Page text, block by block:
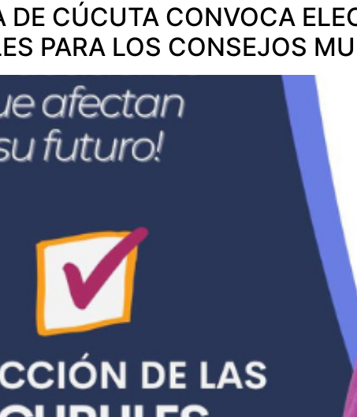
DE CÚCUTA CONVOCA
PARA LOS CONSEJOS